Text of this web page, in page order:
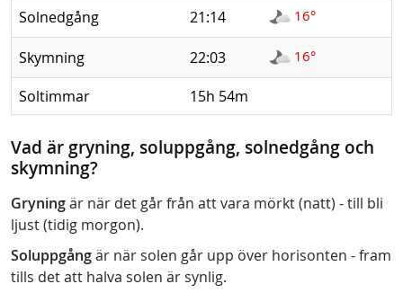
Solnedgång
21:14 16°
Skymning 22:03 16°
Soltimmar 15h 54m
Vad är gryning, soluppgång, solnedgång och
skymning?
Gryningär när det går från att vara mörkt (natt) - till bli
ljust (tidig morgon).
Soluppgångär när solen går upp över horisonten - fram
tills det att halva solen är synlig.